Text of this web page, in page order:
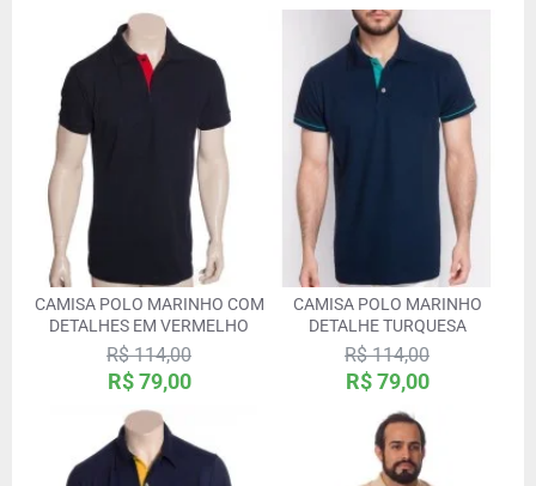
CAMISA POLO MARINHO COM
DETALHES EM VERMELHO
R$ 79,00
R$ 114,00
CAMISA POLO MARINHO
DETALHE TURQUESA
R$ 79,00
R$ 114,00